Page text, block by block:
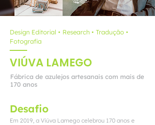
Design Editorial • Research • Tradução •
Fotografia
VIÚVA LAMEGO
Fábrica de azulejos artesanais com mais de
170 anos
Desafio
Em 2019, a Viúva Lamego celebrou 170 anos e